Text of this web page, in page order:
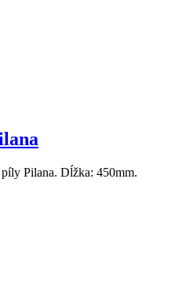
Pilana. Dĺžka: 450mm.